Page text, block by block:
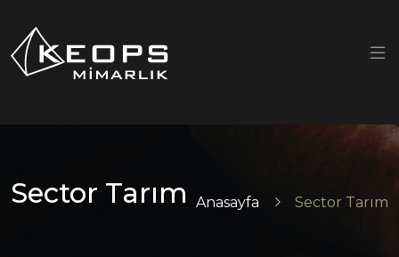
Sector Tarım Anasayfa Sector Tarım